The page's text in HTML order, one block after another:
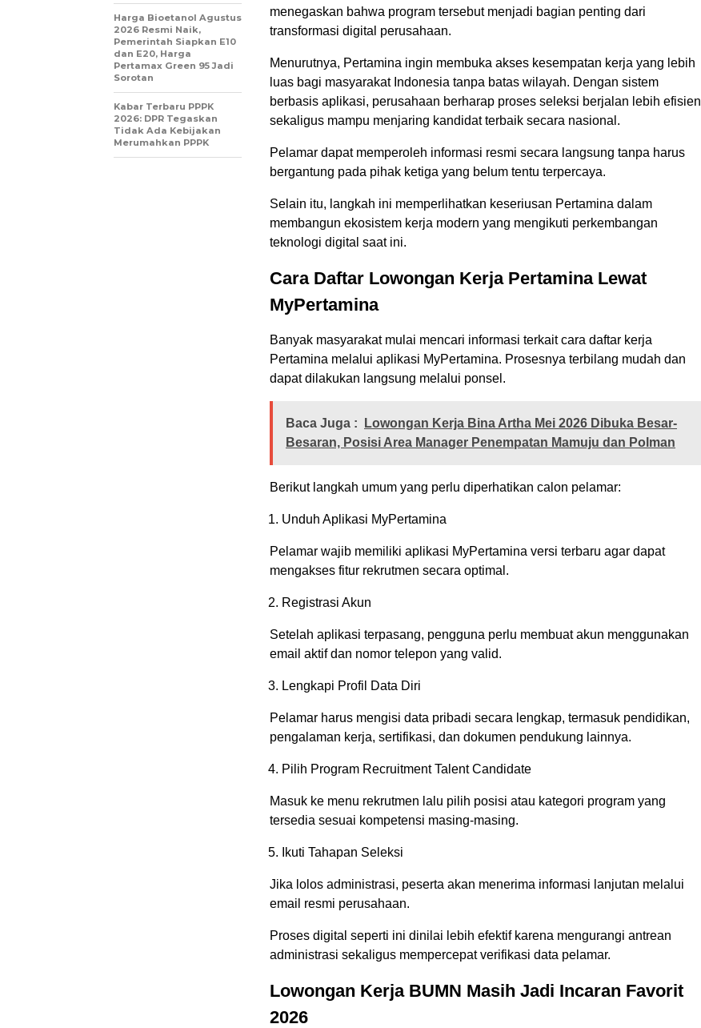
menegaskan bahwa program tersebut menjadi bagian penting dari
transformasi digital perusahaan.
Menurutnya, Pertamina ingin membuka akses kesempatan kerja yang lebih
luas bagi masyarakat Indonesia tanpa batas wilayah. Dengan sistem
berbasis aplikasi, perusahaan berharap proses seleksi berjalan lebih efisien
sekaligus mampu menjaring kandidat terbaik secara nasional.
Pelamar dapat memperoleh informasi resmi secara langsung tanpa harus
bergantung pada pihak ketiga yang belum tentu terpercaya.
Selain itu, langkah ini memperlihatkan keseriusan Pertamina dalam
membangun ekosistem kerja modern yang mengikuti perkembangan
teknologi digital saat ini.
Cara Daftar Lowongan Kerja Pertamina Lewat
MyPertamina
Banyak masyarakat mulai mencari informasi terkait cara daftar kerja
Pertamina melalui aplikasi MyPertamina. Prosesnya terbilang mudah dan
dapat dilakukan langsung melalui ponsel.
Baca Juga :
Lowongan Kerja Bina Artha Mei 2026 Dibuka Besar-
Besaran, Posisi Area Manager Penempatan Mamuju dan Polman
Berikut langkah umum yang perlu diperhatikan calon pelamar:
Unduh Aplikasi MyPertamina
Pelamar wajib memiliki aplikasi MyPertamina versi terbaru agar dapat
mengakses fitur rekrutmen secara optimal.
Registrasi Akun
Setelah aplikasi terpasang, pengguna perlu membuat akun menggunakan
email aktif dan nomor telepon yang valid.
Lengkapi Profil Data Diri
Pelamar harus mengisi data pribadi secara lengkap, termasuk pendidikan,
pengalaman kerja, sertifikasi, dan dokumen pendukung lainnya.
Pilih Program Recruitment Talent Candidate
Masuk ke menu rekrutmen lalu pilih posisi atau kategori program yang
tersedia sesuai kompetensi masing-masing.
Ikuti Tahapan Seleksi
Jika lolos administrasi, peserta akan menerima informasi lanjutan melalui
email resmi perusahaan.
Proses digital seperti ini dinilai lebih efektif karena mengurangi antrean
administrasi sekaligus mempercepat verifikasi data pelamar.
Lowongan Kerja BUMN Masih Jadi Incaran Favorit
2026
Harga Bioetanol Agustus
2026 Resmi Naik,
Pemerintah Siapkan E10
dan E20, Harga
Pertamax Green 95 Jadi
Sorotan
Kabar Terbaru PPPK
2026: DPR Tegaskan
Tidak Ada Kebijakan
Merumahkan PPPK